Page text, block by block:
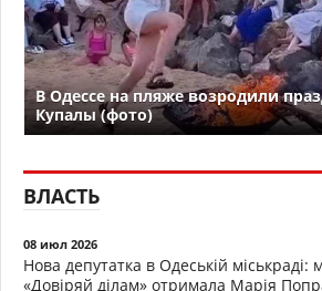
В Одессе на пляже возродили
Купалы (фото)
ВЛАСТЬ
08 июл 2026
Нова депутатка в Одеській міськраді:
«Довіряй ділам» отримала Марія